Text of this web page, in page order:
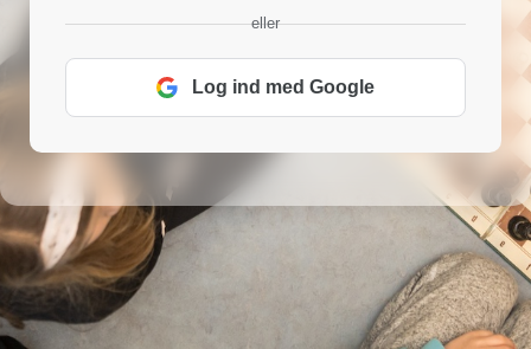
eller
Log ind med Google